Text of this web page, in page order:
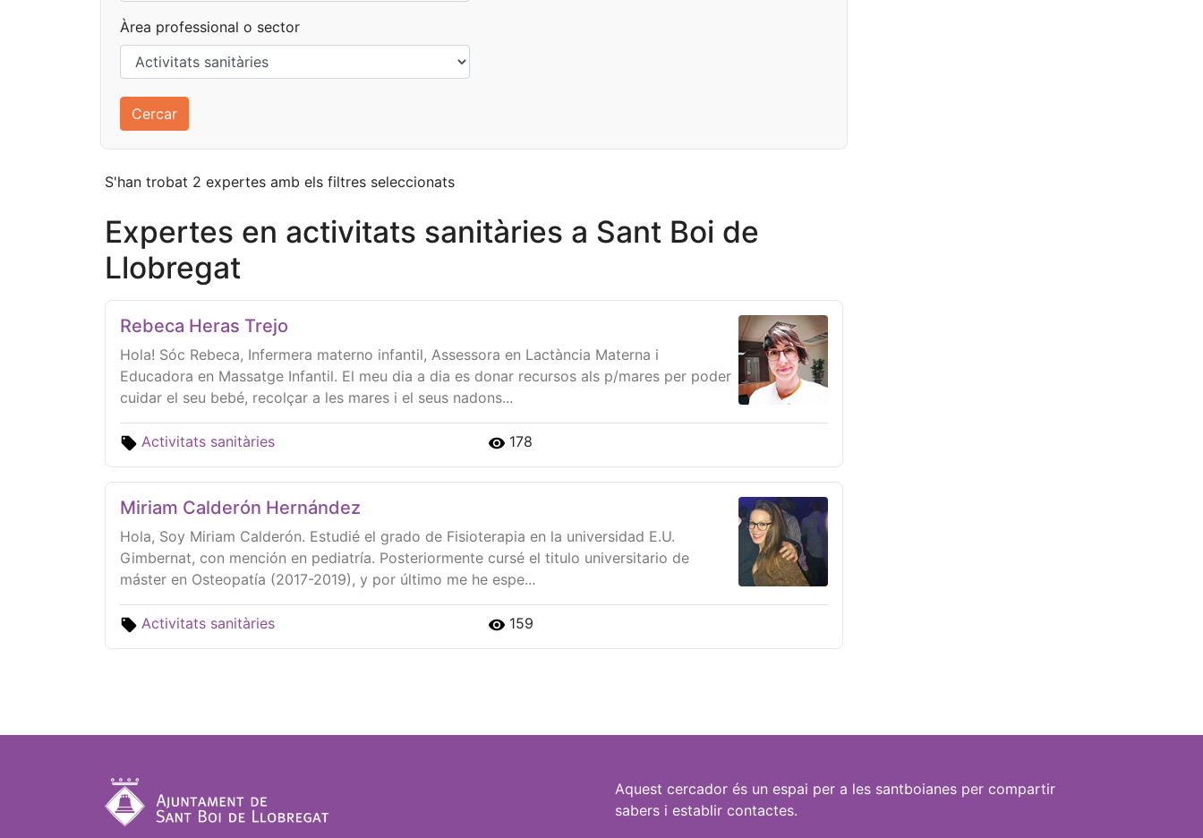
Àrea professional o sector
S'han trobat 2 expertes amb els filtres seleccionats
Expertes en activitats sanitàries a Sant Boi de
Llobregat
Rebeca Heras Trejo
Hola! Sóc Rebeca, Infermera materno infantil, Assessora en Lactància Materna i
Educadora en Massatge Infantil. El meu dia a dia es donar recursos als p/mares per poder
cuidar el seu bebé, recolçar a les mares i el seus nadons...
Activitats sanitàries 178
Miriam Calderón Hernández
Hola, Soy Miriam Calderón. Estudié el grado de Fisioterapia en la universidad E.U.
Gimbernat, con mención en pediatría. Posteriormente cursé el titulo universitario de
máster en Osteopatía (2017-2019), y por último me he espe...
Activitats sanitàries 159
Aquest cercador és un espai per a les santboianes per compartir
sabers i establir contactes.